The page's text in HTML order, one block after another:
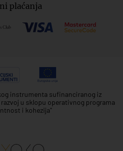
plaćanja
instrumenta sufinanciranog iz
u sklopu operativnog programa
i kohezija"